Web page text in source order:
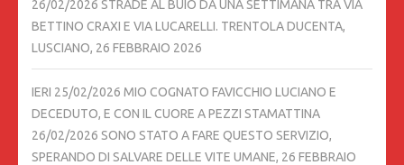
26/02/2026 STRADE AL BUIO DA UNA SETTIMANA TRA VIA
BETTINO CRAXI E VIA LUCARELLI. TRENTOLA DUCENTA,
LUSCIANO, 26 FEBBRAIO 2026
IERI 25/02/2026 MIO COGNATO FAVICCHIO LUCIANO E
DECEDUTO, E CON IL CUORE A PEZZI STAMATTINA
26/02/2026 SONO STATO A FARE QUESTO SERVIZIO,
SPERANDO DI SALVARE DELLE VITE UMANE, 26 FEBBRAIO